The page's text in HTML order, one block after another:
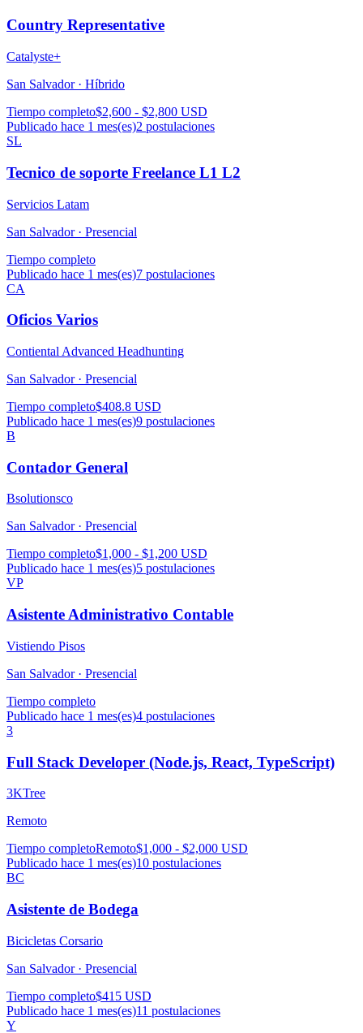
Country Representative
Catalyste+
San Salvador · Híbrido
Tiempo completo$2,600 - $2,800 USD
Publicado hace 1 mes(es)2 postulaciones
SL
Tecnico de soporte Freelance L1 L2
Servicios Latam
San Salvador · Presencial
Tiempo completo
Publicado hace 1 mes(es)7 postulaciones
CA
Oficios Varios
Contiental Advanced Headhunting
San Salvador · Presencial
Tiempo completo$408.8 USD
Publicado hace 1 mes(es)9 postulaciones
B
Contador General
Bsolutionsco
San Salvador · Presencial
Tiempo completo$1,000 - $1,200 USD
Publicado hace 1 mes(es)5 postulaciones
VP
Asistente Administrativo Contable
Vistiendo Pisos
San Salvador · Presencial
Tiempo completo
Publicado hace 1 mes(es)4 postulaciones
3
Full Stack Developer (Node.js, React, TypeScript)
3KTree
Remoto
Tiempo completoRemoto$1,000 - $2,000 USD
Publicado hace 1 mes(es)10 postulaciones
BC
Asistente de Bodega
Bicicletas Corsario
San Salvador · Presencial
Tiempo completo$415 USD
Publicado hace 1 mes(es)11 postulaciones
Y